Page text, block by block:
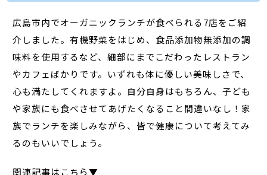
広島市内でオーガニックランチが食べられる7店をご紹
介しました。有機野菜をはじめ、食品添加物無添加の調
味料を使用するなど、細部にまでこだわったレストラン
やカフェばかりです。いずれも体に優しい美味しさで、
心も満たしてくれますよ。自分自身はもちろん、子ども
や家族にも食べさせてあげたくなること間違いなし！家
族でランチを楽しみながら、皆で健康について考えてみ
るのもいいでしょう。
関連記事はこちら▼